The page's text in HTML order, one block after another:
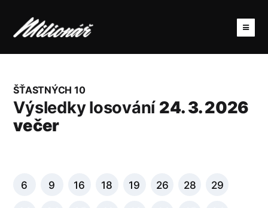
ŠŤASTNÝCH 10
Výsledky losování 24. 3. 2026
večer
6 9 16 18 19 26 28 29